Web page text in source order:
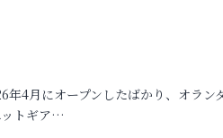
年4月にオープンしたばかり、オラン
トギア…